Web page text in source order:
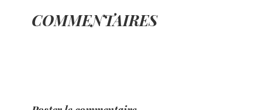
COMMENTAIRES